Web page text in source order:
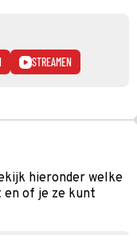
STREAMEN
hieronder welke
en of je ze kunt